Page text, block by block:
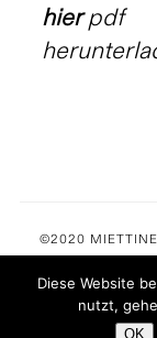
hier pdf
©2020
IMPRESSUM
Diese Website
nutzt,
OK